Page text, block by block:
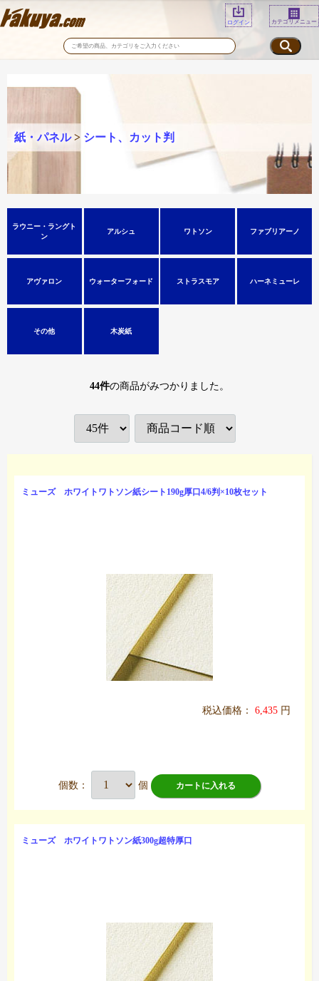
ログイン カテゴリメニュー
紙・パネル> シート、カット判
ラウニー・ラングト
ン
アルシュ ワトソン ファブリアーノ
アヴァロン ウォーターフォード ストラスモア ハーネミューレ
その他 木炭紙
44件の商品がみつかりました。
ミューズ ホワイトワトソン紙シート190g厚口4/6判×10枚セット
税込価格： 6,435 円
個数： 個 カートに入れる
ミューズ ホワイトワトソン紙300g超特厚口